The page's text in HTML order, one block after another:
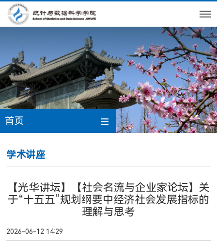
首页
学术讲座
【光华讲坛】【社会名流与企业家论坛】关
于“十五五”规划纲要中经济社会发展指标的
理解与思考
2026-06-12 14:29